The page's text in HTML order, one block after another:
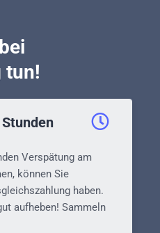
tun!
Verspätung am
können Sie
haben.
aufheben! Sammeln